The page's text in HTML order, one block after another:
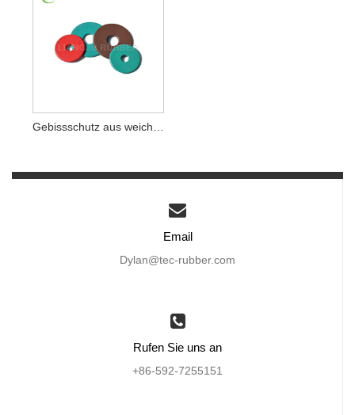
Email
Dylan@tec-rubber.com
Rufen Sie uns an
+86-592-7255151